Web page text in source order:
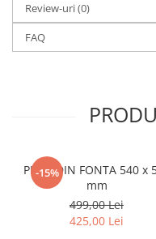
Review-uri(0)
FAQ
-15%
PLITA DIN FONTA 540 x
mm
499,00 Lei
425,00 Lei